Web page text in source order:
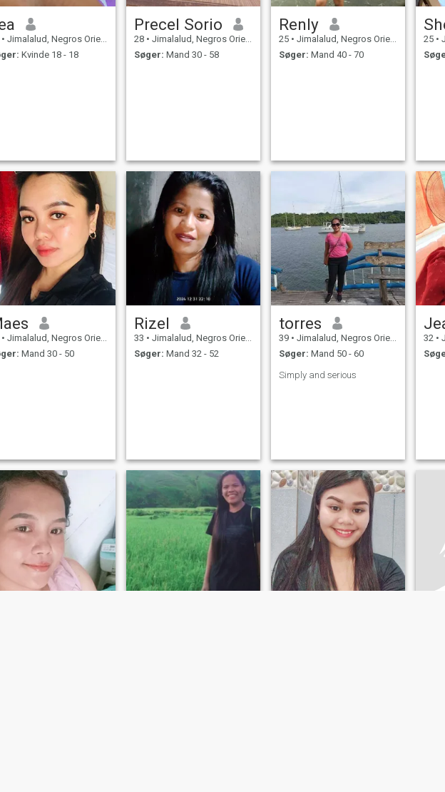
• Jimalalud, Negros Oriental, Filippinerne
Kvinde 18 - 18
Precel Sorio
28 • Jimalalud, Negros Oriental, Filippinerne
Søger: Mand 30 - 58
Renly
25 • Jimalalud, Negros Oriental, Filippinerne
Søger: Mand 40 - 70
25 •
• Jimalalud, Negros Oriental, Filippinerne
Mand 30 - 50
Rizel
33 • Jimalalud, Negros Oriental, Filippinerne
Søger: Mand 32 - 52
torres
39 • Jimalalud, Negros Oriental, Filippinerne
Søger: Mand 50 - 60
Simply and serious
32 •